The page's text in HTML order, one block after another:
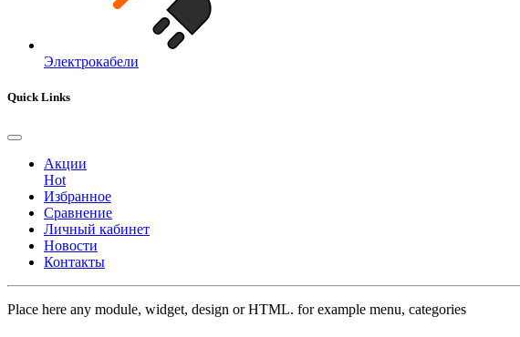
Электрокабели
Quick Links
Акции
Hot
Избранное
Сравнение
Личный кабинет
Новости
Контакты
Place here any module, widget, design or HTML. for example menu, categories